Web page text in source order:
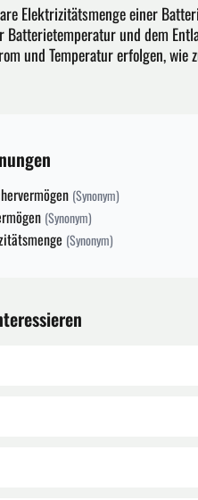
Elektrizitätsmenge einer
Batterietemperatur und dem
und Temperatur erfolgen,
(Synonym)
(Synonym)
(Synonym)